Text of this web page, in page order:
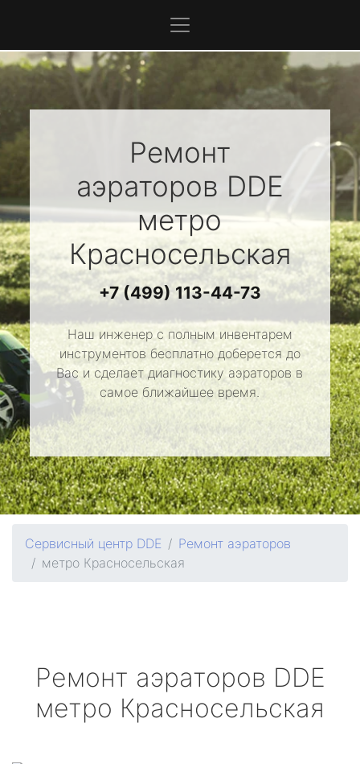
Ремонт
аэраторов DDE
метро
Красносельская
+7 (499) 113-44-73
Наш инженер с полным инвентарем
инструментов бесплатно доберется до
Вас и сделает диагностику аэраторов в
самое ближайшее время.
Сервисный центр DDE
Ремонт аэраторов
метро Красносельская
Ремонт аэраторов DDE
метро Красносельская